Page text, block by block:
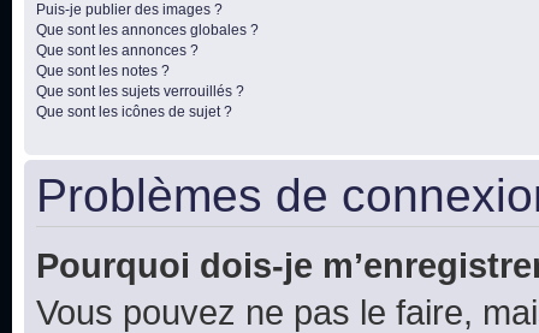
Puis-je publier des images ?
Que sont les annonces globales ?
Que sont les annonces ?
Que sont les notes ?
Que sont les sujets verrouillés ?
Que sont les icônes de sujet ?
Problèmes de
Pourquoi dois-je
Vous pouvez ne pas le faire,